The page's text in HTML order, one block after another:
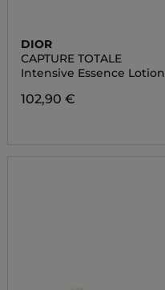
DIOR
CAPTURE TOTALE
Intensive Essence Lotion
102,90 €